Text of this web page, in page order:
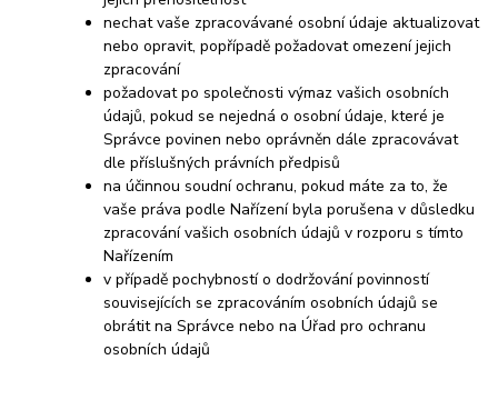
nechat vaše zpracovávané osobní údaje aktualizovat
nebo opravit, popřípadě požadovat omezení jejich
zpracování
požadovat po společnosti výmaz vašich osobních
údajů, pokud se nejedná o osobní údaje, které je
Správce povinen nebo oprávněn dále zpracovávat
dle příslušných právních předpisů
na účinnou soudní ochranu, pokud máte za to, že
vaše práva podle Nařízení byla porušena v důsledku
zpracování vašich osobních údajů v rozporu s tímto
Nařízením
v případě pochybností o dodržování povinností
souvisejících se zpracováním osobních údajů se
obrátit na Správce nebo na Úřad pro ochranu
osobních údajů